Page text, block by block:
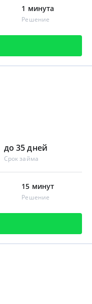
1 минута
Решение
до 35 дней
Срок займа
15 минут
Решение